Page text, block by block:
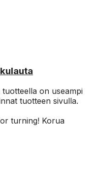
tuotteella on useampi
tuotteen sivulla.
turning! Korua